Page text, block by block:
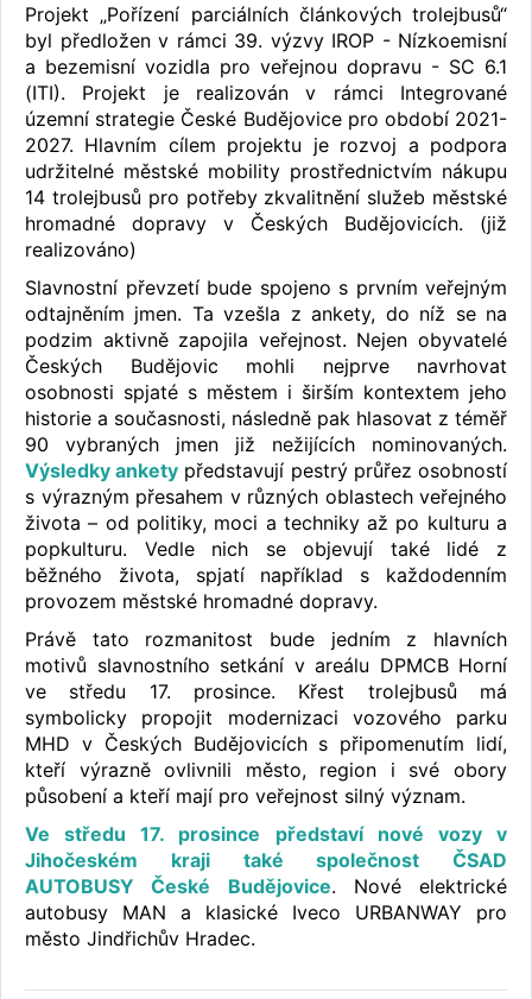
Projekt „Pořízení parciálních článkových trolejbusů“
byl předložen v rámci 39. výzvy IROP - Nízkoemisní
a bezemisní vozidla pro veřejnou dopravu - SC 6.1
(ITI). Projekt je realizován v rámci Integrované
územní strategie České Budějovice pro období 2021-
2027. Hlavním cílem projektu je rozvoj a podpora
udržitelné městské mobility prostřednictvím nákupu
14 trolejbusů pro potřeby zkvalitnění služeb městské
hromadné dopravy v Českých Budějovicích. (již
realizováno)
Slavnostní převzetí bude spojeno s prvním veřejným
odtajněním jmen. Ta vzešla z ankety, do níž se na
podzim aktivně zapojila veřejnost. Nejen obyvatelé
Českých Budějovic mohli nejprve navrhovat
osobnosti spjaté s městem i širším kontextem jeho
historie a současnosti, následně pak hlasovat z téměř
90 vybraných jmen již nežijících nominovaných.
Výsledky ankety představují pestrý průřez osobností
s výrazným přesahem v různých oblastech veřejného
života – od politiky, moci a techniky až po kulturu a
popkulturu. Vedle nich se objevují také lidé z
běžného života, spjatí například s každodenním
provozem městské hromadné dopravy.
Právě tato rozmanitost bude jedním z hlavních
motivů slavnostního setkání v areálu DPMCB Horní
ve středu 17. prosince. Křest trolejbusů má
symbolicky propojit modernizaci vozového parku
MHD v Českých Budějovicích s připomenutím lidí,
kteří výrazně ovlivnili město, region i své obory
působení a kteří mají pro veřejnost silný význam.
Ve středu 17. prosince představí nové vozy v
Jihočeském kraji také společnost ČSAD
AUTOBUSY České Budějovice. Nové elektrické
autobusy MAN a klasické Iveco URBANWAY pro
město Jindřichův Hradec.